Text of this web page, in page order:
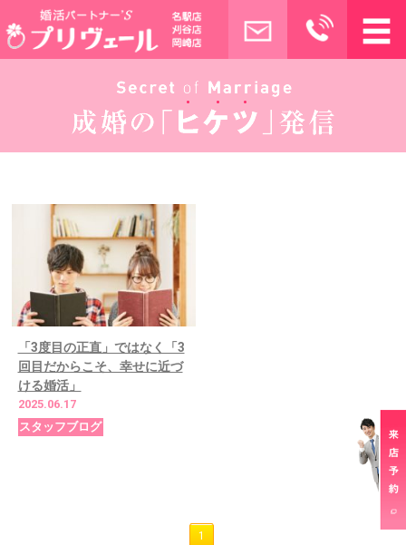
「3度目の正直」ではなく「3
回目だからこそ、幸せに近づ
ける婚活」
2025.06.17
スタッフブログ
1